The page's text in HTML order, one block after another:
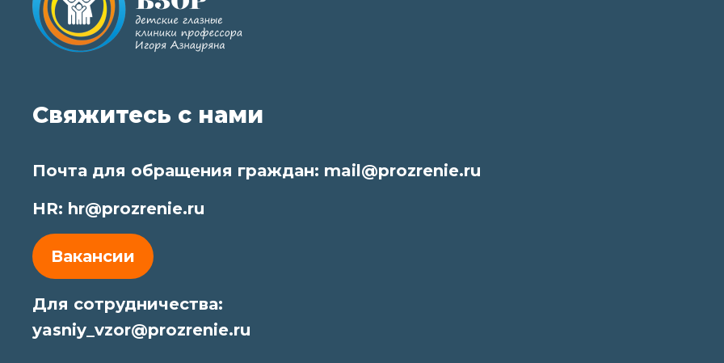
Свяжитесь с нами
Почта для обращения граждан: mail@prozrenie.ru
HR: hr@prozrenie.ru
Вакансии
Для сотрудничества:
yasniy_vzor@prozrenie.ru